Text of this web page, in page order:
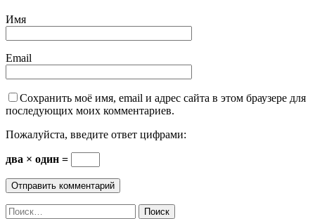
Имя
Email
Сохранить моё имя, email и адрес сайта в этом браузере для
последующих моих комментариев.
Пожалуйста, введите ответ цифрами:
два × один =
Найти: